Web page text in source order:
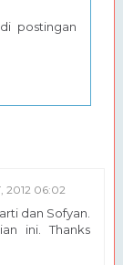
postingan
2012 06:02
dan Sofyan.
ini. Thanks